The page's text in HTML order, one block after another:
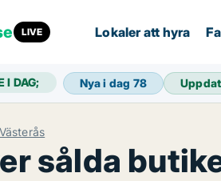
LIVE Lokaler att hyra
I DAG; Nya i dag 78
sålda